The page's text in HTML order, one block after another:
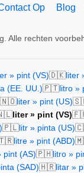
Op Blog
Alle rechten
» pint (VS)🇩🇰liter
(EE. UU.)🇵🇹litro »
🇳🇴liter » pint (US)
liter » pint (VS)
🇵🇱litr » pinta (US)
litre » pint (ABD)
pint (AS)🇵🇭litro »
(SAD)🇭🇷litar »